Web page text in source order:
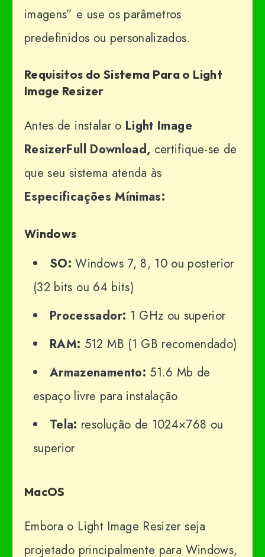
imagens” e use os parâmetros
predefinidos ou personalizados.
Requisitos do Sistema Para o Light
Image Resizer
Antes de instalar o Light Image
ResizerFull Download, certifique-se de
que seu sistema atenda às
Especificações Mínimas:
Windows
SO:Windows 7, 8, 10 ou posterior
(32 bits ou 64 bits)
Processador: 1 GHz ou superior
RAM: 512 MB (1 GB recomendado)
Armazenamento: 51.6 Mb de
espaço livre para instalação
Tela: resolução de 1024×768 ou
superior
MacOS
Embora o Light Image Resizer seja
projetado principalmente para Windows,